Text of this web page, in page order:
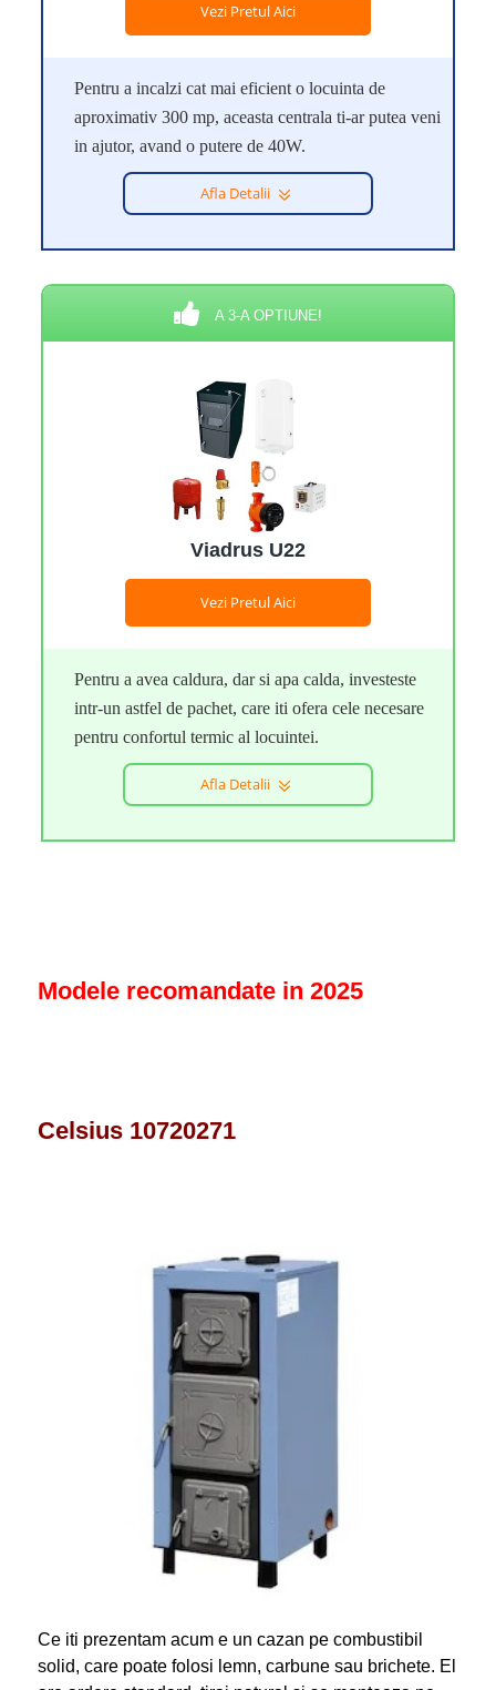
Vezi Pretul Aici
Pentru a incalzi cat mai eficient o locuinta de
aproximativ 300 mp, aceasta centrala ti-ar putea veni
in ajutor, avand o putere de 40W.
Afla Detalii
A 3-A OPTIUNE!
Viadrus U22
Vezi Pretul Aici
Pentru a avea caldura, dar si apa calda, investeste
intr-un astfel de pachet, care iti ofera cele necesare
pentru confortul termic al locuintei.
Afla Detalii
Modele recomandate in 2025
Celsius 10720271
Ce iti prezentam acum e un cazan pe combustibil
solid, care poate folosi lemn, carbune sau brichete. El